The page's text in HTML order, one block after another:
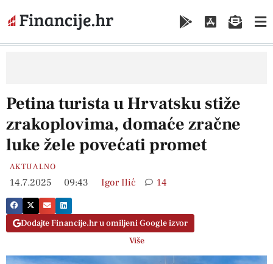
Petina turista u Hrvatsku stiže
zrakoplovima, domaće zračne
luke žele povećati promet
AKTUALNO
14.7.2025 09:43 Igor Ilić 14
Dodajte Financije.hr u omiljeni Google izvor
Više